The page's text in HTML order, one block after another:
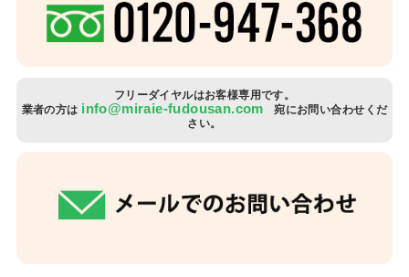
フリーダイヤルはお客様専用です。
業者の方は info@miraie-fudousan.com
宛にお問い合わせくだ
さい。